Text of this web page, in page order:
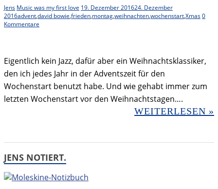
Jens Music was my first love 19. Dezember 201624. Dezember
2016advent,david bowie,frieden,montag,weihnachten,wochenstart,Xmas0
Kommentare
Eigentlich kein Jazz, dafür aber ein Weihnachtsklassiker,
den ich jedes Jahr in der Adventszeit für den
Wochenstart benutzt habe. Und wie gehabt immer zum
letzten Wochenstart vor den Weihnachtstagen….
WEITERLESEN »
JENS NOTIERT.